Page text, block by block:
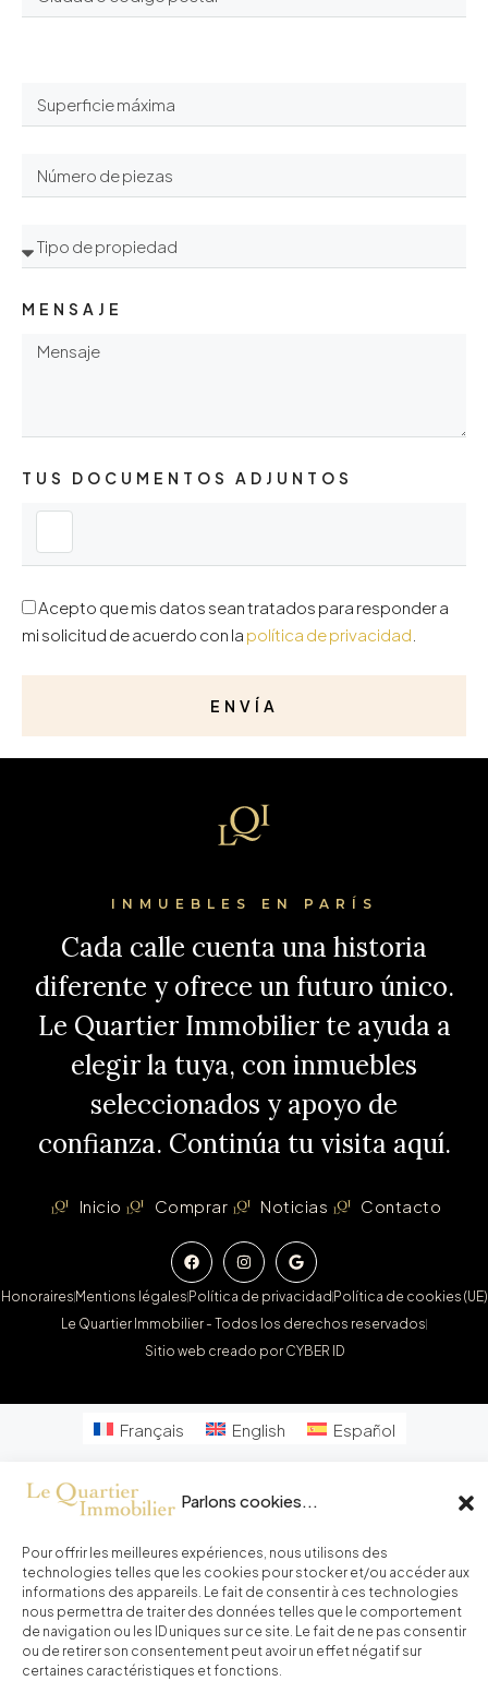
Parlons cookies...
Pour offrir les meilleures expériences, nous utilisons des
technologies telles que les cookies pour stocker et/ou accéder aux
informations des appareils. Le fait de consentir à ces technologies
nous permettra de traiter des données telles que le comportement
de navigation ou les ID uniques sur ce site. Le fait de ne pas consentir
ou de retirer son consentement peut avoir un effet négatif sur
certaines caractéristiques et fonctions.
MENSAJE
TUS DOCUMENTOS ADJUNTOS
Acepto que mis datos sean tratados para responder a
mi solicitud de acuerdo con la política de privacidad
ENVÍA
INMUEBLES EN PARÍS
Cada calle cuenta una historia
diferente y ofrece un futuro único.
Le Quartier Immobilier te ayuda a
elegir la tuya, con inmuebles
seleccionados y apoyo de
confianza. Continúa tu visita aquí.
Inicio Comprar Noticias Contacto
Le Quartier Immobilier - Todos los derechos reservados
Sitio web creado por CYBER ID
Honoraires Mentions légales Política de privacidad Política de cookies (UE)
Français English Español